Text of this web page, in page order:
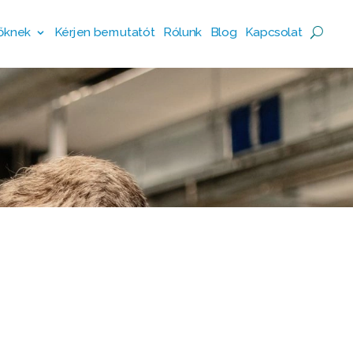
Kérjen bemutatót Rólunk Blog Kapcsolat